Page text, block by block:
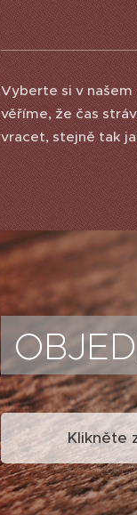
Vyberte si v
věříme, že čas
vracet, stejně tak
Klikněte